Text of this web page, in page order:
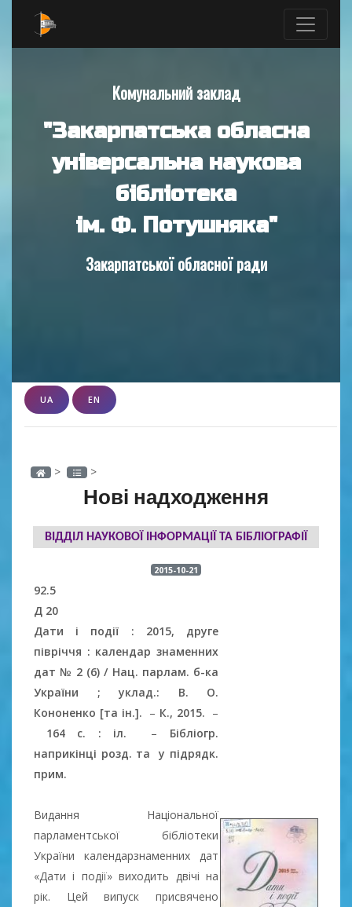
Комунальний заклад
"Закарпатська обласна
універсальна наукова
бібліотека
ім. Ф. Потушняка"
Закарпатської обласної ради
UA EN
> >
Нові надходження
ВІДДІЛ НАУКОВОЇ ІНФОРМАЦІЇ ТА БІБЛІОГРАФІЇ
2015-10-21
92.5
Д 20
Дати і події : 2015, друге
півріччя : календар знаменних
дат № 2 (6) / Нац. парлам. б-ка
України ; уклад.: В. О.
Кононенко [та ін.]. – К., 2015. –
164 с. : іл.
– Бібліогр.
наприкінці розд. та у підрядк.
прим.
Видання Національної
парламентської бібліотеки
України календарзнаменних дат
«Дати і події» виходить двічі на
рік. Цей випуск присвячено